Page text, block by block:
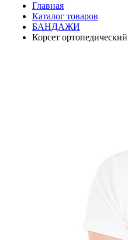
Главная
Каталог товаров
БАНДАЖИ
Корсет